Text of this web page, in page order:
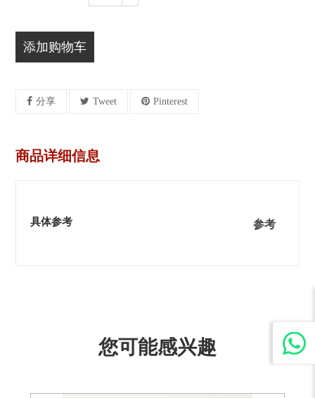
添加购物车
分享 Tweet Pinterest
商品详细信息
参考
具体参考
您可能感兴趣